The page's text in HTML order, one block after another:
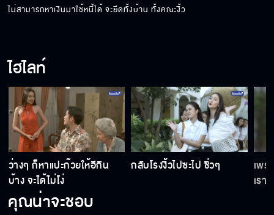
ไม่สามารถหาเงินมาใช้หนี้ได้ จะยึดทั้งบ้าน ทั้งคณะงิ้ว
ไฮไลท์
ว่างๆ ก็หาแปะก๊วยให้อีกิน
บ้าง จะได้ไม่โง่
กลับโรงงิ้วไปซะไป ชิ่วๆ
เพร
เรา
คุณน่าจะชอบ